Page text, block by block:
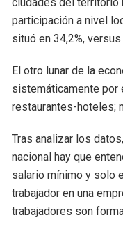
participación a nivel
situó en 34,2%, versus
El otro lunar de la
sistemáticamente por
restaurantes-hoteles;
Tras analizar los
nacional hay que
salario mínimo y solo
trabajador en una
trabajadores son